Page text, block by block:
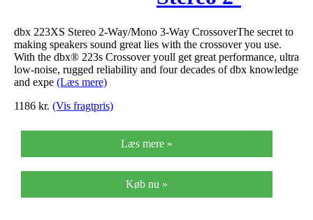
Vejs/Mono 3-
Vejs Delefilter
dbx 223XS Stereo 2-Way/Mono 3-Way CrossoverThe secret to
making speakers sound great lies with the crossover you use.
With the dbx® 223s Crossover youll get great performance, ultra
low-noise, rugged reliability and four decades of dbx knowledge
and expe (Læs mere)
1186 kr. (Vis fragtpris)
Læs mere »
Køb nu »